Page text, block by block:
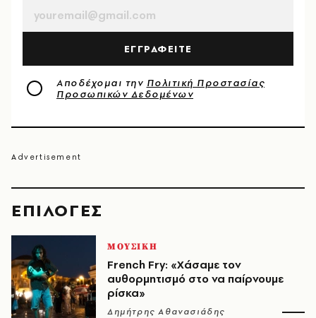
EΠΙΛΟΓΈΣ
ΜΟΥΣΙΚΗ
French Fry: «Χάσαμε τον
αυθορμητισμό στο να παίρνουμε
ρίσκα»
Δημήτρης Αθανασιάδης
ΕΓΓΡΑΦΕΙΤΕ
Αποδέχομαι την Πολιτική Προστασίας
Προσωπικών Δεδομένων